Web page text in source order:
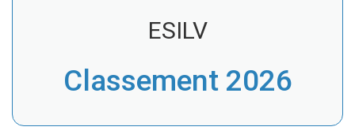
ESILV
Classement 2026